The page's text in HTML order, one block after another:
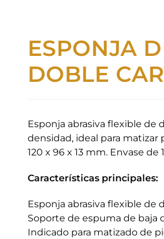
ESPONJA
DOBLE
Esponja abrasiva flexible de
densidad, ideal para matizar
120 x 96 x 13 mm. Envase de
Características principales:
Esponja abrasiva flexible de
Soporte de espuma de baja
Indicado para matizado de